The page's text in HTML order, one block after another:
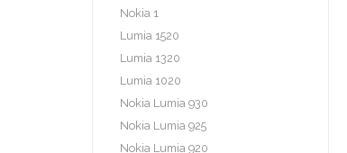
Nokia 1
Lumia 1520
Lumia 1320
Lumia 1020
Nokia Lumia 930
Nokia Lumia 925
Nokia Lumia 920